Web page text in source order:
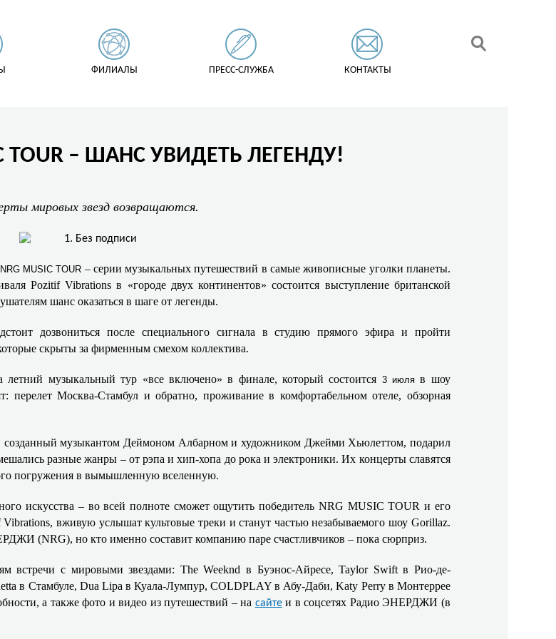
ФИЛИАЛЫ ПРЕСС-СЛУЖБА КОНТАКТЫ
TOUR – ШАНС УВИДЕТЬ ЛЕГЕНДУ!
мировых звезд возвращаются.
NRG MUSIC TOUR – серии музыкальных путешествий в самые живописные уголки планеты.
Pozitif Vibrations в «городе двух континентов» состоится выступление британской
шанс оказаться в шаге от легенды.
дозвониться после специального сигнала в студию прямого эфира и пройти
скрыты за фирменным смехом коллектива.
музыкальный тур «все включено» в финале, который состоится 3 июля в шоу
Москва-Стамбул и обратно, проживание в комфортабельном отеле, обзорная
созданный музыкантом Деймоном Албарном и художником Джейми Хьюлеттом, подарил
разные жанры – от рэпа и хип-хопа до рока и электроники. Их концерты славятся
погружения в вымышленную вселенную.
искусства – во всей полноте сможет ощутить победитель NRG MUSIC TOUR и его
вживую услышат культовые треки и станут частью незабываемого шоу Gorillaz.
(NRG), но кто именно составит компанию паре счастливчиков – пока сюрприз.
встречи с мировыми звездами: The Weeknd в Буэнос-Айресе, Taylor Swift в Рио-де-
в Стамбуле, Dua Lipa в Куала-Лумпур, COLDPLAY в Абу-Даби, Katy Perry в Монтеррее
а также фото и видео из путешествий – на сайтеи в соцсетях Радио ЭНЕРДЖИ (в